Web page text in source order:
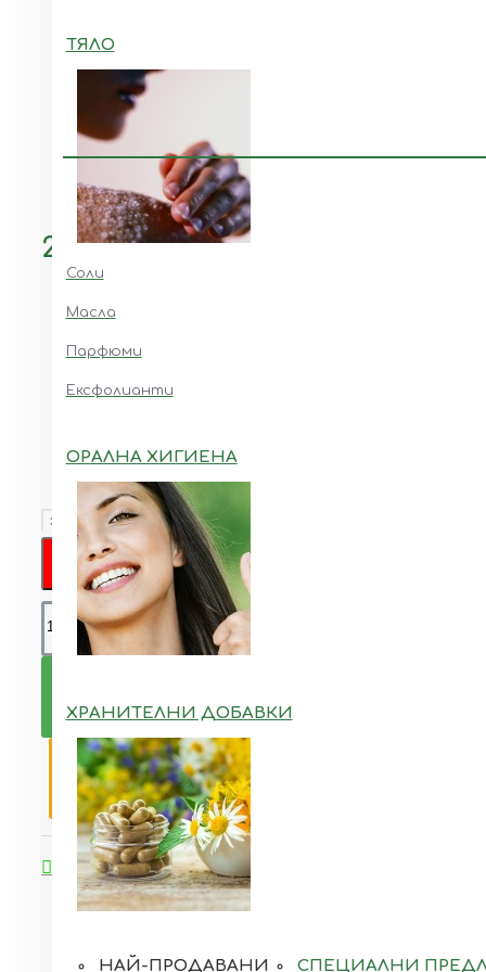
ТЯЛО
Соли
Масла
Парфюми
Ексфолианти
ОРАЛНА ХИГИЕНА
ХРАНИТЕЛНИ ДОБАВКИ
НАЙ-ПРОДАВАНИ СПЕЦИАЛНИ
29.45€ (57.60 лв.)
ПОПИТАЙ
Добави в желани Добави за сравняване